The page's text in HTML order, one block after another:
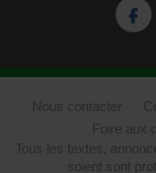
Nous contacter
Foire aux
Tous les textes,
soient sont